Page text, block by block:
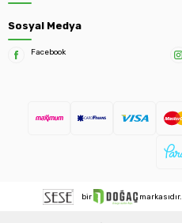
Sosyal Medya
Facebook
bir markasıdır.